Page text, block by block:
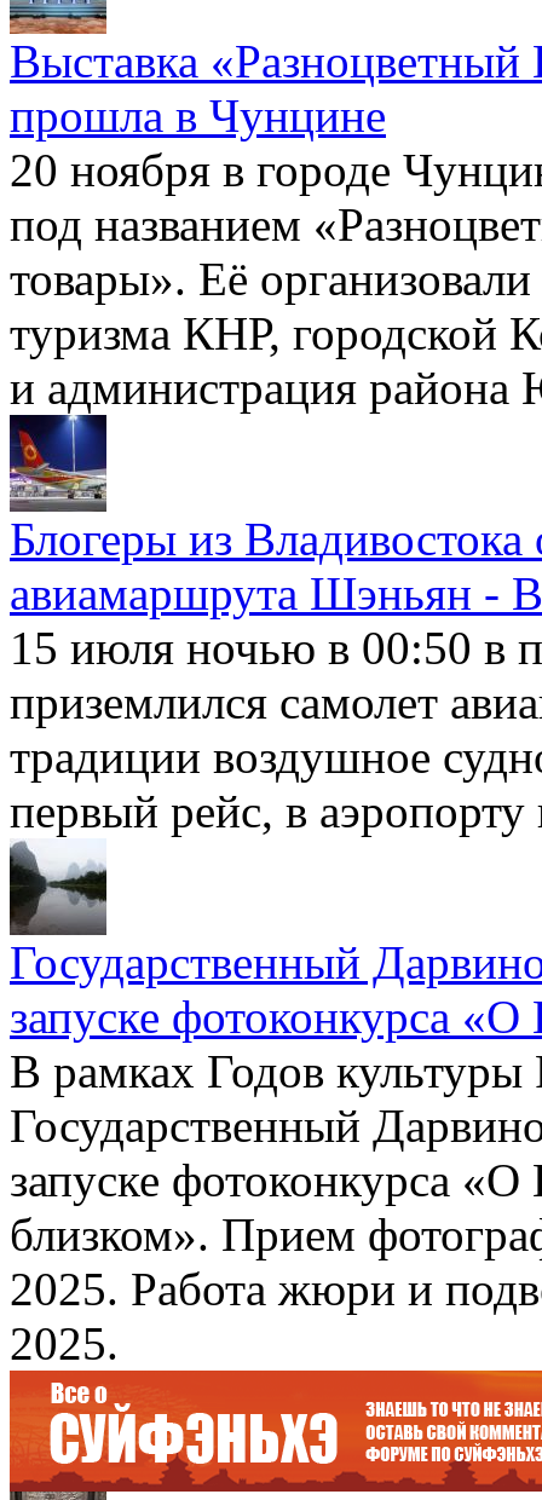
Выставка
прошла в Чунцине
20 ноября в городе
под названием
товары». Её
туризма КНР, городской
и администрация
Блогеры из
авиамаршрута Шэньян -
15 июля ночью в 00:50 в
приземлился самолет
традиции воздушное
первый рейс, в
Государственный
запуске фотоконкурса
В рамках Годов культуры
Государственный
запуске фотоконкурса
близком». Прием
2025. Работа жюри и
2025.